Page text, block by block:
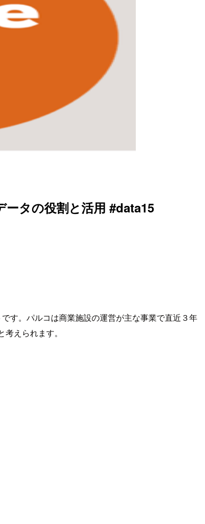
タの役割と活用 #data15
す。パルコは商業施設の運営が主な事業で直近３年
えられます。